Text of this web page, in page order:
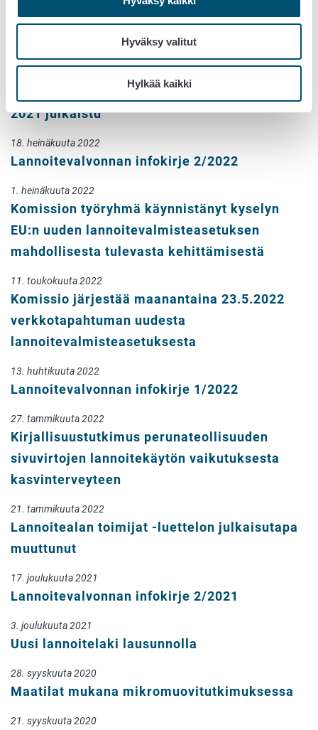
Hyväksy valitut
Hylkää kaikki
26. tammikuuta 2023
Lannoitevalvonnan infokirje 1/2023
Lannoitevalmisteiden valvonnan tulokset
2021 julkaistu
18. heinäkuuta 2022
Lannoitevalvonnan infokirje 2/2022
1. heinäkuuta 2022
Komission työryhmä käynnistänyt kyselyn
EU:n uuden lannoitevalmisteasetuksen
mahdollisesta tulevasta kehittämisestä
11. toukokuuta 2022
Komissio järjestää maanantaina 23.5.2022
verkkotapahtuman uudesta
lannoitevalmisteasetuksesta
13. huhtikuuta 2022
Lannoitevalvonnan infokirje 1/2022
27. tammikuuta 2022
Kirjallisuustutkimus perunateollisuuden
sivuvirtojen lannoitekäytön vaikutuksesta
kasvinterveyteen
21. tammikuuta 2022
Lannoitealan toimijat -luettelon julkaisutapa
muuttunut
17. joulukuuta 2021
Lannoitevalvonnan infokirje 2/2021
3. joulukuuta 2021
Uusi lannoitelaki lausunnolla
28. syyskuuta 2020
Maatilat mukana mikromuovitutkimuksessa
21. syyskuuta 2020